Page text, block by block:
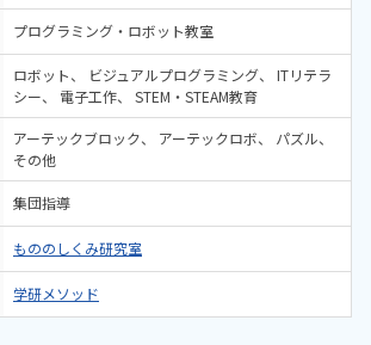
プログラミング・ロボット教室
ロボット ビジュアルプログラミング
ITリテラ
シー
電子工作 STEM・STEAM教育
アーテックブロック アーテックロボ
パズル
その他
集団指導
もののしくみ研究室
学研メソッド